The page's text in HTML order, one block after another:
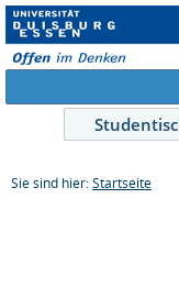
Sie sind hier: Startseite